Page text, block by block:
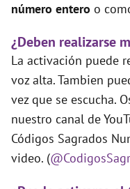
número entero o
¿Deben realizarse
La activación puede
voz alta. Tambien
vez que se escucha.
nuestro canal de
Códigos Sagrados
video. (